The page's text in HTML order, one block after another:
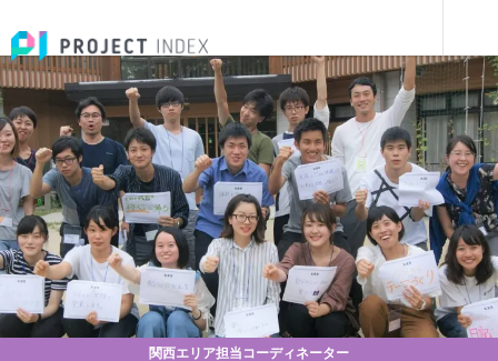
関西エリア担当コーディネーター